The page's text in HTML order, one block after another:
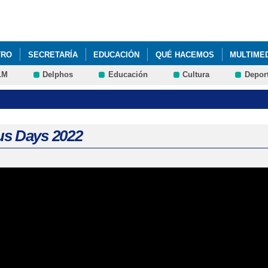
SECRETARÍA EDUCACIÓN QUÉ HACEMOS
Delphos Educación Cultura
Days 2022